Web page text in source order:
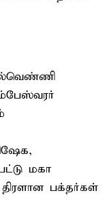
மகா
திரளான பக்தர்கள்